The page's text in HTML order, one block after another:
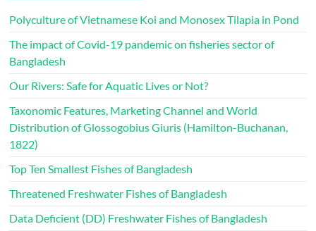
Polyculture of Vietnamese Koi and Monosex Tilapia in Pond
The impact of Covid-19 pandemic on fisheries sector of
Bangladesh
Our Rivers: Safe for Aquatic Lives or Not?
Taxonomic Features, Marketing Channel and World
Distribution of Glossogobius Giuris (Hamilton-Buchanan,
1822)
Top Ten Smallest Fishes of Bangladesh
Threatened Freshwater Fishes of Bangladesh
Data Deficient (DD) Freshwater Fishes of Bangladesh